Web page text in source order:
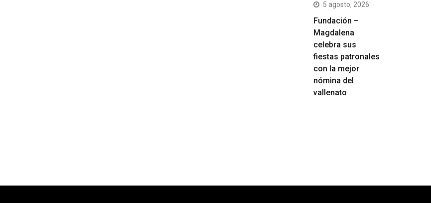
5 agosto, 2026
Fundación –
Magdalena
celebra sus
fiestas patronales
con la mejor
nómina del
vallenato